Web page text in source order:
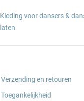
Kleding voor dansers &
laten
Verzending en retouren
Toegankelijkheid